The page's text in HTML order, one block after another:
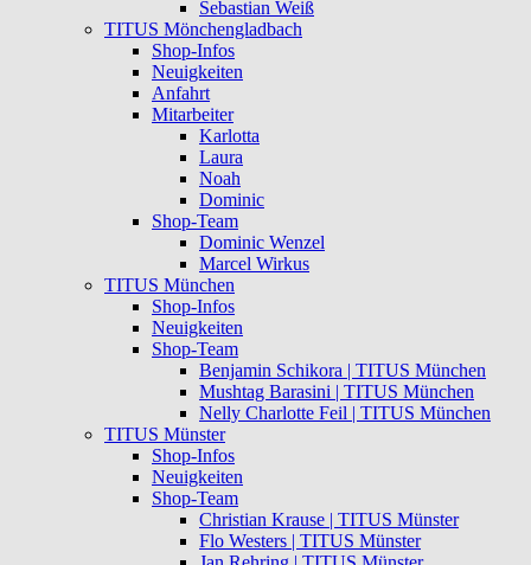
Sebastian Weiß
TITUS Mönchengladbach
Shop-Infos
Neuigkeiten
Anfahrt
Mitarbeiter
Karlotta
Laura
Noah
Dominic
Shop-Team
Dominic Wenzel
Marcel Wirkus
TITUS München
Shop-Infos
Neuigkeiten
Shop-Team
Benjamin Schikora | TITUS München
Mushtag Barasini | TITUS München
Nelly Charlotte Feil | TITUS München
TITUS Münster
Shop-Infos
Neuigkeiten
Shop-Team
Christian Krause | TITUS Münster
Flo Westers | TITUS Münster